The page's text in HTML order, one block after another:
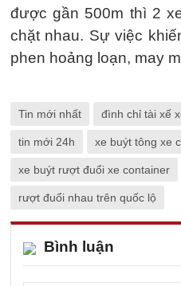
được gần 500m thì 2
chặt nhau. Sự việc
phen hoảng loạn, may
Tin mới nhất đình chỉ tài xế
tin mới 24h xe buýt tông xe
xe buýt rượt đuổi xe container
rượt đuổi nhau trên quốc lộ
Bình luận